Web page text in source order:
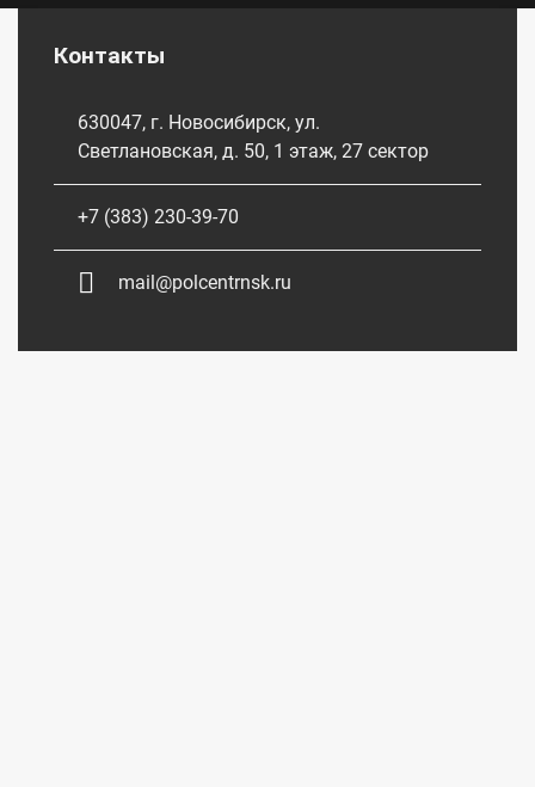
Контакты
630047, г. Новосибирск, ул.
Светлановская, д. 50, 1 этаж, 27 сектор
+7 (383) 230-39-70
mail@polcentrnsk.ru